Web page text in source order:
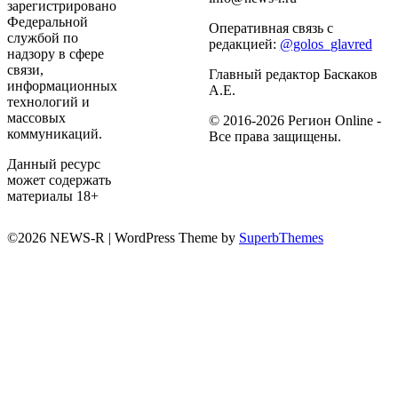
зарегистрировано
Федеральной
службой по
надзору в сфере
связи,
информационных
технологий и
массовых
коммуникаций.
Данный ресурс
может содержать
материалы 18+
Оперативная связь с
редакцией: @golos_glavred
Главный редактор Баскаков
А.Е.
© 2016-2026 Регион Online -
Все права защищены.
©2026 NEWS-R | WordPress Theme by SuperbThemes